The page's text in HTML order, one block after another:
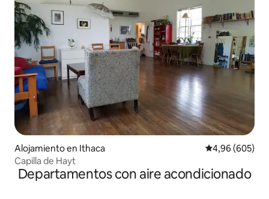
Alojamiento en Ithaca Calificación
4,96 (605)
Capilla de Hayt
Departamentos con aire acondicionado